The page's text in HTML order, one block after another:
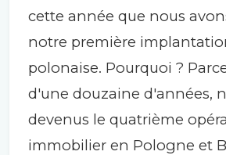
cette année que nous
notre première
polonaise. Pourquoi ?
d'une douzaine d'années,
devenus le quatrième
immobilier en Pologne et